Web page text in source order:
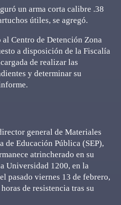
un arma corta calibre .38
útiles, se agregó.
Centro de Detención Zona
a disposición de la Fiscalía
de realizar las
y determinar su
general de Materiales
de Educación Pública (SEP),
atrincherado en su
Universidad 1200, en la
pasado viernes 13 de febrero,
de resistencia tras su